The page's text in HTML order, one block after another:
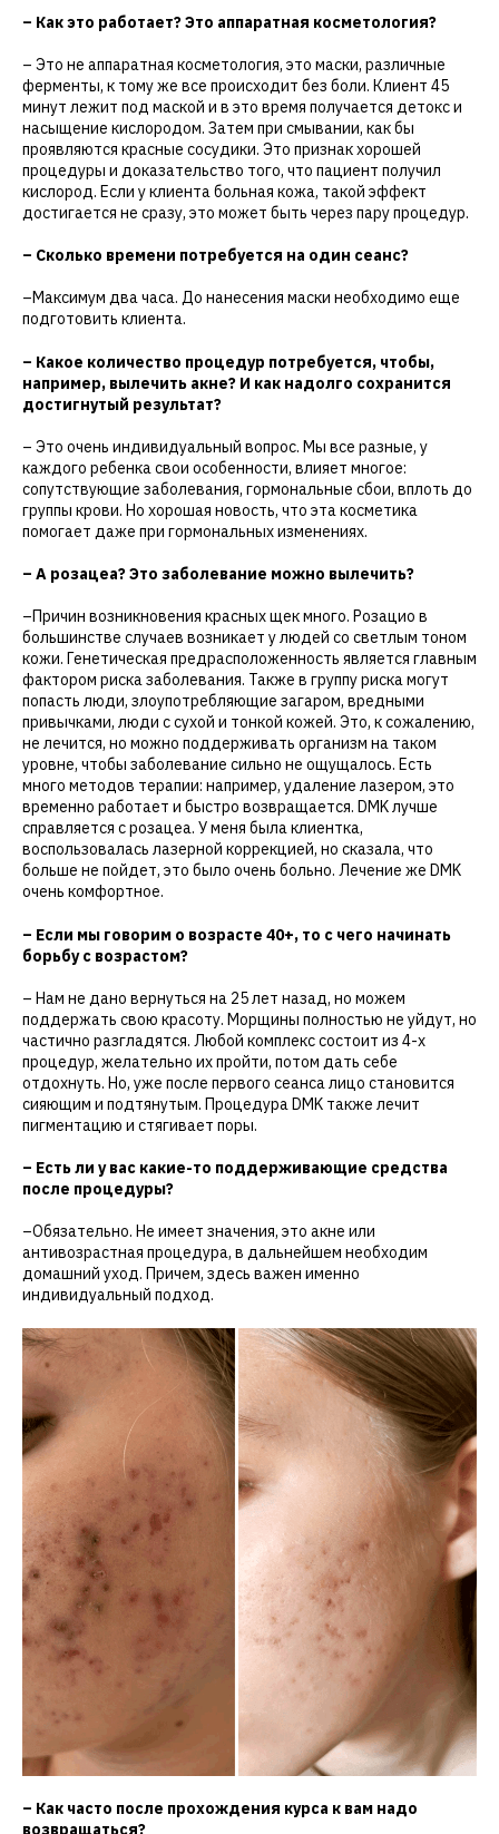
– Как это работает? Это аппаратная косметология?
– Это не аппаратная косметология, это маски, различные
ферменты, к тому же все происходит без боли. Клиент 45
минут лежит под маской и в это время получается детокс и
насыщение кислородом. Затем при смывании, как бы
проявляются красные сосудики. Это признак хорошей
процедуры и доказательство того, что пациент получил
кислород. Если у клиента больная кожа, такой эффект
достигается не сразу, это может быть через пару процедур.
– Сколько времени потребуется на один сеанс?
–Максимум два часа. До нанесения маски необходимо еще
подготовить клиента.
– Какое количество процедур потребуется, чтобы,
например, вылечить акне? И как надолго сохранится
достигнутый результат?
– Это очень индивидуальный вопрос. Мы все разные, у
каждого ребенка свои особенности, влияет многое:
сопутствующие заболевания, гормональные сбои, вплоть до
группы крови. Но хорошая новость, что эта косметика
помогает даже при гормональных изменениях.
– А розацеа? Это заболевание можно вылечить?
–Причин возникновения красных щек много. Розацио в
большинстве случаев возникает у людей со светлым тоном
кожи. Генетическая предрасположенность является главным
фактором риска заболевания. Также в группу риска могут
попасть люди, злоупотребляющие загаром, вредными
привычками, люди с сухой и тонкой кожей. Это, к сожалению,
не лечится, но можно поддерживать организм на таком
уровне, чтобы заболевание сильно не ощущалось. Есть
много методов терапии: например, удаление лазером, это
временно работает и быстро возвращается. DMK лучше
справляется с розацеа. У меня была клиентка,
воспользовалась лазерной коррекцией, но сказала, что
больше не пойдет, это было очень больно. Лечение же DMK
очень комфортное.
– Если мы говорим о возрасте 40+, то с чего начинать
борьбу с возрастом?
– Нам не дано вернуться на 25 лет назад, но можем
поддержать свою красоту. Морщины полностью не уйдут, но
частично разгладятся. Любой комплекс состоит из 4-х
процедур, желательно их пройти, потом дать себе
отдохнуть. Но, уже после первого сеанса лицо становится
сияющим и подтянутым. Процедура DMK также лечит
пигментацию и стягивает поры.
– Есть ли у вас какие-то поддерживающие средства
после процедуры?
–Обязательно. Не имеет значения, это акне или
антивозрастная процедура, в дальнейшем необходим
домашний уход. Причем, здесь важен именно
индивидуальный подход.
– Как часто после прохождения курса к вам надо
возвращаться?